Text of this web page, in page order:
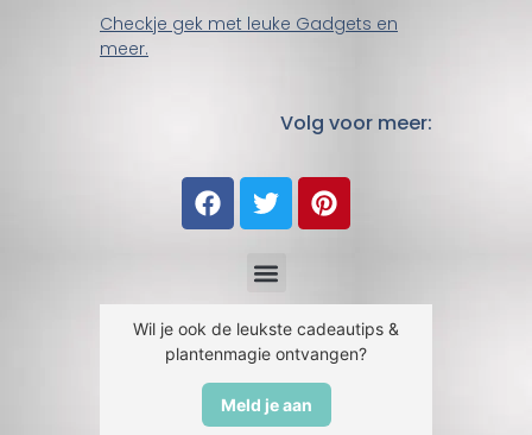
Checkje gek met leuke Gadgets en
meer.
Volg voor meer:
Wil je ook de leukste cadeautips &
plantenmagie ontvangen?
Meld je aan